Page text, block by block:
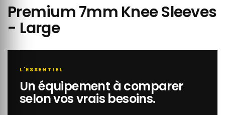
Premium 7mm Knee Sleeves
- Large
L'ESSENTIEL
Un équipement à comparer
selon vos vrais besoins.